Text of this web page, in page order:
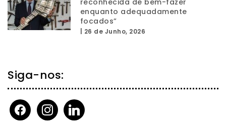
enquanto adequadamente
focados”
26 de Junho, 2026
Siga-nos:
facebookinstagramlinkedin